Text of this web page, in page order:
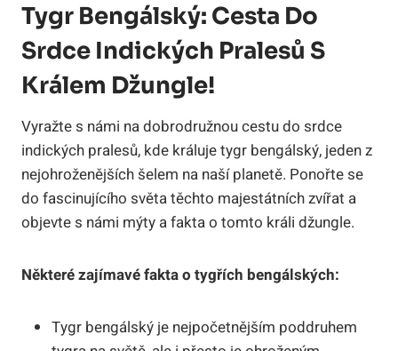
Tygr Bengálský: Cesta Do
Srdce Indických Pralesů S
Králem Džungle!
Vyražte s námi na dobrodružnou cestu do srdce
indických pralesů, kde králuje tygr bengálský, jeden z
nejohroženějších šelem na naší planetě. Ponořte se
do fascinujícího světa těchto majestátních zvířat a
objevte s námi mýty a fakta o tomto králi džungle.
Některé zajímavé fakta o tygřích bengálských:
Tygr bengálský je nejpočetnějším poddruhem